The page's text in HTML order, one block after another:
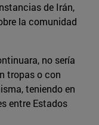
de Irán,
la comunidad
no sería
tropas o con
teniendo en
entre Estados